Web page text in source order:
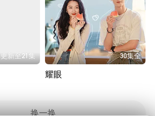
更新至21集 30集全
耀眼
换一换